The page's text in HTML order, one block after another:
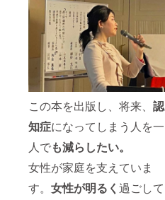
この本を出版し、将来、 認
知症になってしまう人を一
人でも減らしたい。
女性が家庭を支えていま
す。 女性が明るく 過ごして